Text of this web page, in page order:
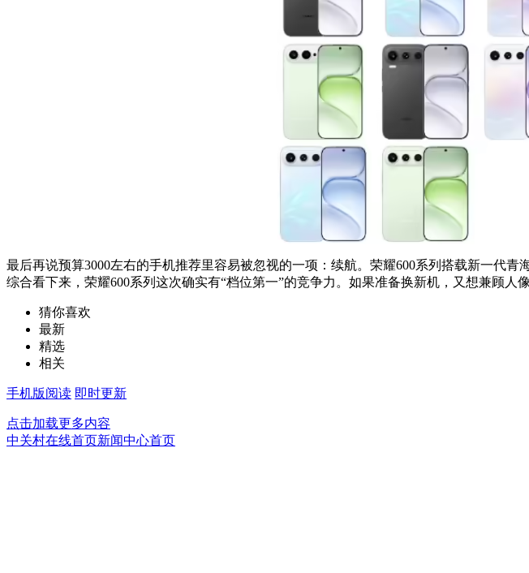
最后再说预算3000左右的手机推荐里容易被忽视的一项：续航。荣耀600系列搭载新一代
综合看下来，荣耀600系列这次确实有“档位第一”的竞争力。如果准备换新机，又想兼顾人
猜你喜欢
最新
精选
相关
手机版阅读 即时更新
点击加载更多内容
中关村在线首页新闻中心首页